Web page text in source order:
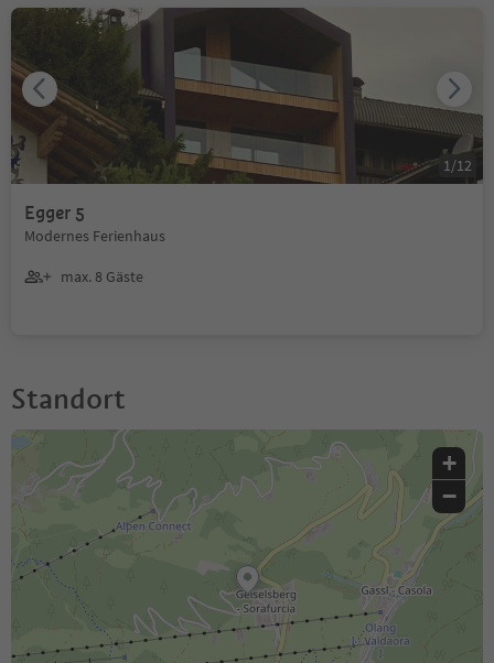
Egger 5
Modernes Ferienhaus
max. 8 Gäste
1 /12
Standort
+
−